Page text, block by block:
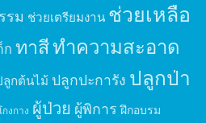
รม ช่วยเตรียมงาน ช่วยเหลือ
ก ทาสีทำความสะอาด
ลูกต้นไม้ ปลูกปะการัง ปลูกป่า
งกาง ผู้ป่วย ผู้พิการ ฝึกอบรม